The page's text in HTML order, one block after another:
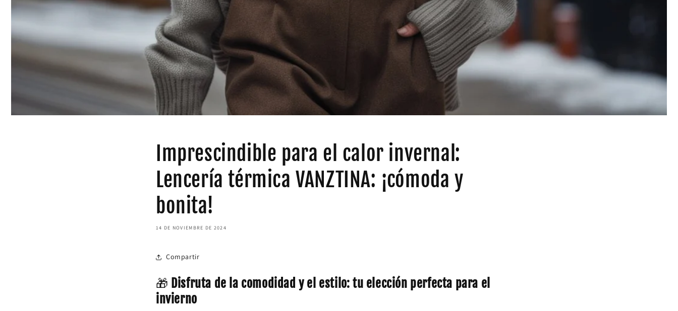
Imprescindible para el calor invernal:
Lencería térmica VANZTINA: ¡cómoda y
bonita!
14 DE NOVIEMBRE DE 2024
Compartir
🎁 Disfruta de la comodidad y el estilo: tu elección perfecta para el
invierno